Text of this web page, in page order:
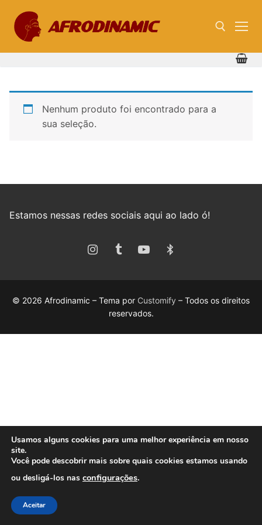
para
conteúdo
Nenhum produto foi encontrado para a
sua seleção.
Estamos nessas redes sociais aqui ao lado ó!
© 2026 Afrodinamic – Tema por Customify – Todos os direitos
reservados.
Usamos alguns cookies para uma melhor experiência em nosso
site.
Você pode descobrir mais sobre quais cookies estamos usando
ou desligá-los nas configurações.
Aceitar